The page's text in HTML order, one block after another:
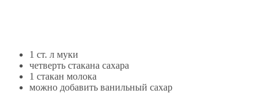
1 ст. л муки
четверть стакана сахара
1 стакан молока
можно добавить ванильный сахар